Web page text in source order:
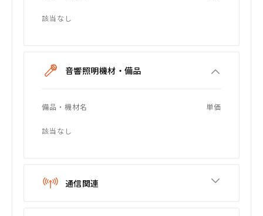
該当なし
音響照明機材・備品
備品・機材名 単価
該当なし
通信関連